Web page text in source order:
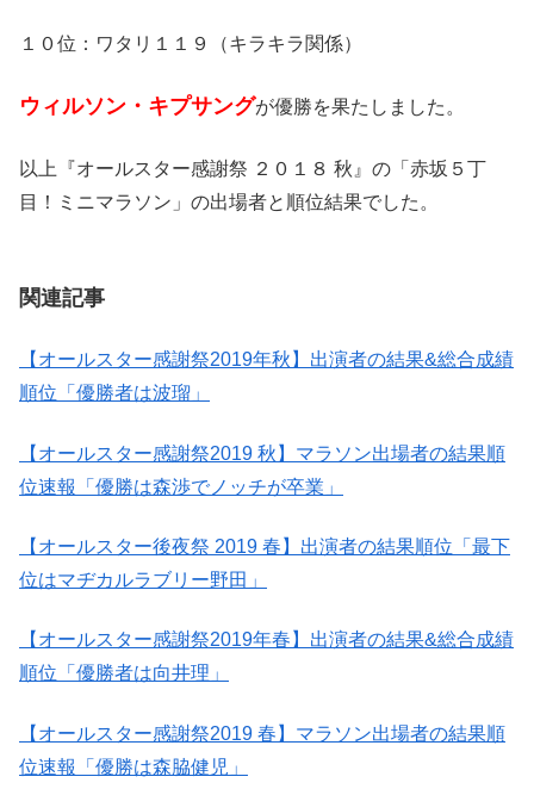
１０位：ワタリ１１９（キラキラ関係）
ウィルソン・キプサングが優勝を果たしました。
以上『オールスター感謝祭 ２０１８ 秋』の「赤坂５丁
目！ミニマラソン」の出場者と順位結果でした。
関連記事
【オールスター感謝祭2019年秋】出演者の結果&総合成績
順位「優勝者は波瑠」
【オールスター感謝祭2019 秋】マラソン出場者の結果順
位速報「優勝は森渉でノッチが卒業」
【オールスター後夜祭 2019 春】出演者の結果順位「最下
位はマヂカルラブリー野田」
【オールスター感謝祭2019年春】出演者の結果&総合成績
順位「優勝者は向井理」
【オールスター感謝祭2019 春】マラソン出場者の結果順
位速報「優勝は森脇健児」